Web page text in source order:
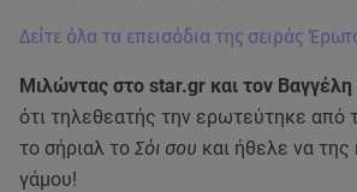
Δείτε όλα τα επεισόδια της σειράς
Μιλώντας στο star.gr και τον
ότι τηλεθεατής την ερωτεύτηκε από
το σήριαλ το Σόι σου και ήθελε να της
γάμου!